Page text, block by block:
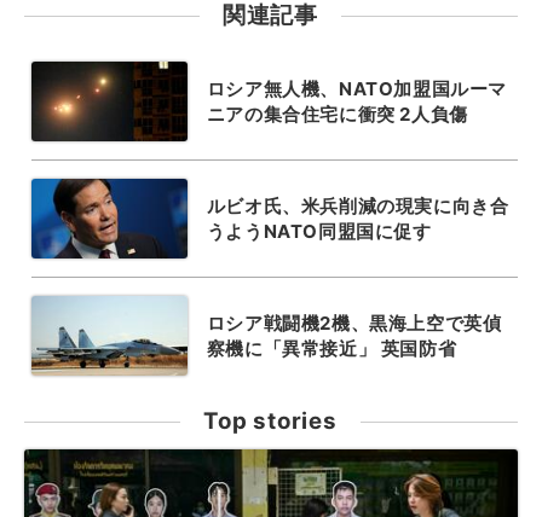
関連記事
ロシア無人機、NATO加盟国ルーマ
ニアの集合住宅に衝突 2人負傷
ルビオ氏、米兵削減の現実に向き合
うようNATO同盟国に促す
ロシア戦闘機2機、黒海上空で英偵
察機に「異常接近」 英国防省
Top stories